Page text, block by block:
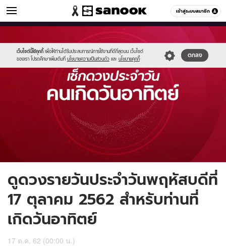
เข้าสู่ระบบสมาชิก
ดูดวง หมวดอื่นๆ
เว็บไซต์นี้ใช้คุกกี้ เพื่อให้ท่านได้รับประสบการณ์การใช้งานที่ดีที่สุดบน เว็บไซต์
ของเรา โปรดศึกษาเพิ่มเติมที่ นโยบายความเป็นส่วนตัว และ นโยบายคุกกี้
ตกลง
//s.isanook.com/sr/0/images/logo-
new-
sanook.png
//s.isanook.com/ho/0/ud/fxd/day/sunday.jpg
ดูดวงรายวันประจำวันพฤหัสบดีที่
17 ตุลาคม 2562 สำหรับท่านที่
เกิดวันอาทิตย์
17 ต.ค. 62 (00:00 น.)